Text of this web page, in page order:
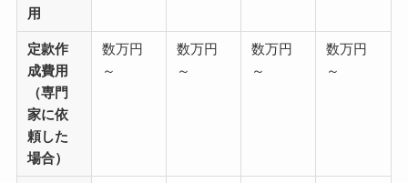
用
定款作
成費用
（専門
家に依
頼した
場合）
数万円
～
数万円
～
数万円
～
数万円
～